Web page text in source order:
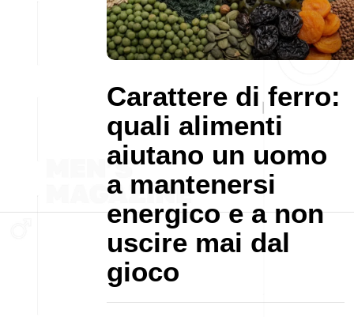
Carattere di ferro:
quali alimenti
aiutano un uomo
a mantenersi
energico e a non
uscire mai dal
gioco